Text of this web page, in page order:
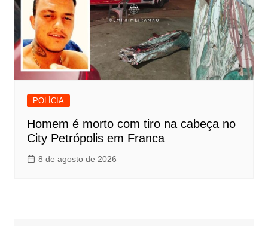
POLÍCIA
Homem é morto com tiro na cabeça no
City Petrópolis em Franca
8 de agosto de 2026